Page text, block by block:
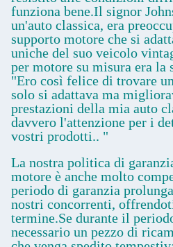
funziona bene.Il signor
un'auto classica, era
supporto motore che si
uniche del suo veicolo
per motore su misura era la
"Ero così felice di trovare
solo si adattava ma
prestazioni della mia auto
davvero l'attenzione per i
vostri prodotti.. "
La nostra politica di
motore è anche molto
periodo di garanzia
nostri concorrenti,
termine.Se durante il
necessario un pezzo di